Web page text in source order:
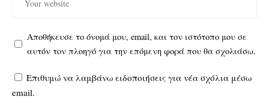
Αποθήκευσε το όνομά μου, email, και τον ιστότοπο μου σε
αυτόν τον πλοηγό για την επόμενη φορά που θα σχολιάσω.
Επιθυμώ να λαμβάνω ειδοποιήσεις για νέα σχόλια μέσω
email.